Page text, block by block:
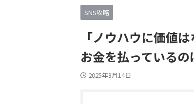
SNS攻略
「ノウハウに価値
お金を払っている
2025年3月14日